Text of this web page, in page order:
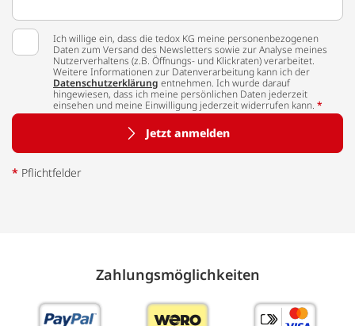
Ich willige ein, dass die tedox KG meine personenbezogenen
Daten zum Versand des Newsletters sowie zur Analyse meines
Nutzerverhaltens (z.B. Öffnungs- und Klickraten) verarbeitet.
Weitere Informationen zur Datenverarbeitung kann ich der
Datenschutzerklärung entnehmen. Ich wurde darauf
hingewiesen, dass ich meine persönlichen Daten jederzeit
einsehen und meine Einwilligung jederzeit widerrufen kann. *
Jetzt anmelden
* Pflichtfelder
Zahlungs­möglich­keiten